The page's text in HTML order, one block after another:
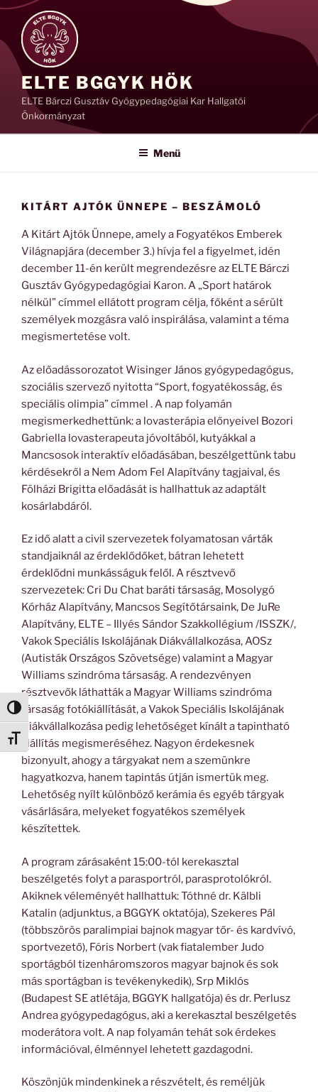
Nagy kontraszt váltása
Betűméret váltása
Tartalomhoz
ELTE BGGYK HÖK
ELTE Bárczi Gusztáv Gyógypedagógiai Kar Hallgatói
Önkormányzat
Menü
KITÁRT AJTÓK ÜNNEPE – BESZÁMOLÓ
A Kitárt Ajtók Ünnepe, amely a Fogyatékos Emberek
Világnapjára (december 3.) hívja fel a figyelmet, idén
december 11-én került megrendezésre az ELTE Bárczi
Gusztáv Gyógypedagógiai Karon. A „Sport határok
nélkül” címmel ellátott program célja, főként a sérült
személyek mozgásra való inspirálása, valamint a téma
megismertetése volt.
Az előadássorozatot Wisinger János gyógypedagógus,
szociális szervező nyitotta “Sport, fogyatékosság, és
speciális olimpia” címmel . A nap folyamán
megismerkedhettünk: a lovasterápia előnyeivel Bozori
Gabriella lovasterapeuta jóvoltából, kutyákkal a
Mancsosok interaktív előadásában, beszélgettünk tabu
kérdésekről a Nem Adom Fel Alapítvány tagjaival, és
Fölházi Brigitta előadását is hallhattuk az adaptált
kosárlabdáról.
Ez idő alatt a civil szervezetek folyamatosan várták
standjaiknál az érdeklődőket, bátran lehetett
érdeklődni munkásságuk felől. A résztvevő
szervezetek: Cri Du Chat baráti társaság, Mosolygó
Kórház Alapítvány, Mancsos Segítőtársaink, De JuRe
Alapítvány, ELTE – Illyés Sándor Szakkollégium /ISSZK/,
Vakok Speciális Iskolájának Diákvállalkozása, AOSz
(Autisták Országos Szövetsége) valamint a Magyar
Williams szindróma társaság. A rendezvényen
résztvevők láthatták a Magyar Williams szindróma
társaság fotókiállítását, a Vakok Speciális Iskolájának
Diákvállalkozása pedig lehetőséget kínált a tapintható
kiállítás megismeréséhez. Nagyon érdekesnek
bizonyult, ahogy a tárgyakat nem a szemünkre
hagyatkozva, hanem tapintás útján ismertük meg.
Lehetőség nyílt különböző kerámia és egyéb tárgyak
vásárlására, melyeket fogyatékos személyek
készítettek.
A program zárásaként 15:00-tól kerekasztal
beszélgetés folyt a parasportról, parasprotolókról.
Akiknek véleményét hallhattuk: Tóthné dr. Kälbli
Katalin (adjunktus, a BGGYK oktatója), Szekeres Pál
(többszörös paralimpiai bajnok magyar tőr- és kardvívó,
sportvezető), Fóris Norbert (vak fiatalember Judo
sportágból tizenháromszoros magyar bajnok és sok
más sportágban is tevékenykedik), Srp Miklós
(Budapest SE atlétája, BGGYK hallgatója) és dr. Perlusz
Andrea gyógypedagógus, aki a kerekasztal beszélgetés
moderátora volt. A nap folyamán tehát sok érdekes
információval, élménnyel lehetett gazdagodni.
Köszönjük mindenkinek a részvételt, és reméljük